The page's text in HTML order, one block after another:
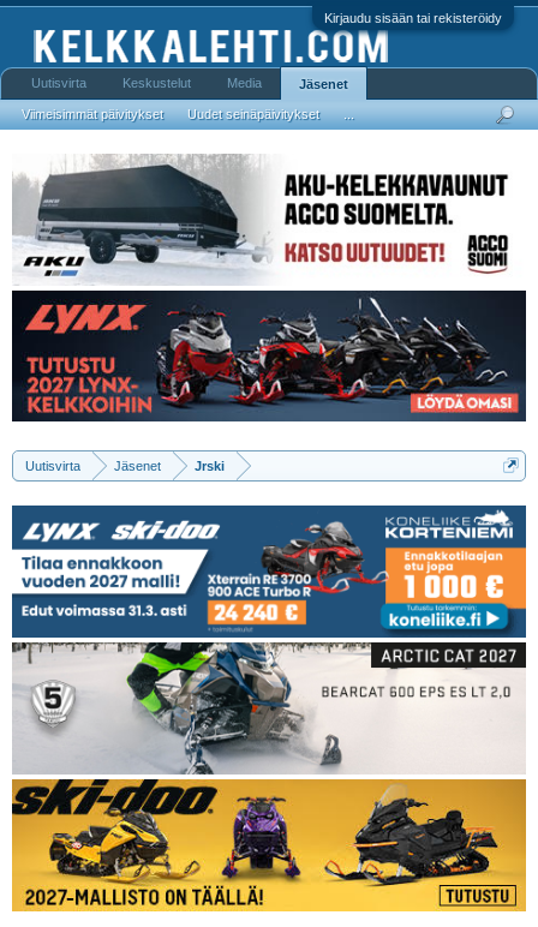
Kirjaudu sisään tai rekisteröidy
Uutisvirta Jäsenet Jrski
Uutisvirta Keskustelut Media Jäsenet
Viimeisimmät päivitykset Uudet seinäpäivitykset